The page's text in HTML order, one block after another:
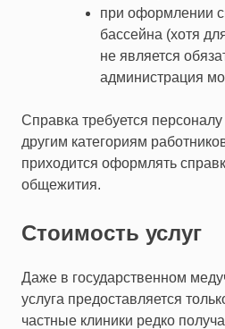
при оформлении
бассейна (хотя
не является
администрация
Справка требуется
другим категориям
приходится оформлять
общежития.
Стоимость услуг
Даже в государственном
услуга предоставляется
частные клиники редко